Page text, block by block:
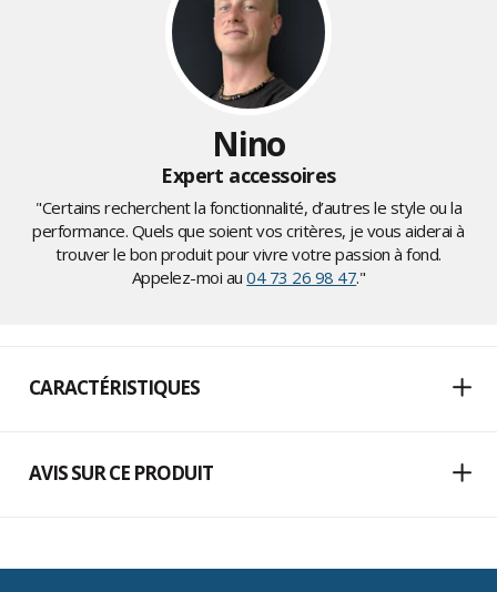
Nino
Expert accessoires
"Certains recherchent la fonctionnalité, d’autres le style ou la
performance. Quels que soient vos critères, je vous aiderai à
trouver le bon produit pour vivre votre passion à fond.
Appelez-moi au04 73 26 98 47."
CARACTÉRISTIQUES
AVIS SUR CE PRODUIT